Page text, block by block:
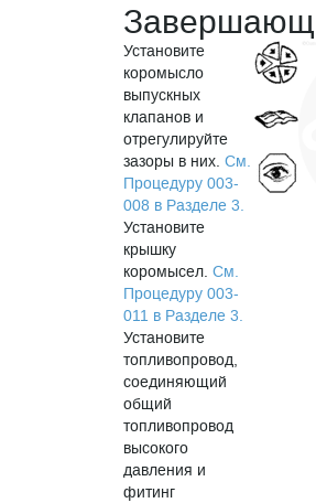
Установите
коромысло
выпускных
клапанов и
отрегулируйте
зазоры в них.См.
Процедуру 003-
008 в Разделе 3.
Установите
крышку
коромысел.См.
Процедуру 003-
011 в Разделе 3.
Установите
топливопровод,
соединяющий
общий
топливопровод
высокого
давления и
фитинг